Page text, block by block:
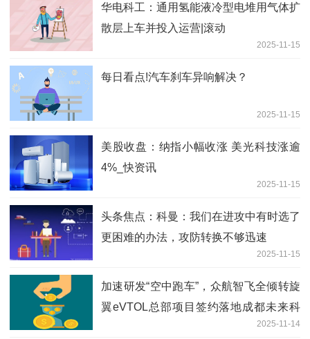
华电科工：通用氢能液冷型电堆用气体扩
散层上车并投入运营|滚动
2025-11-15
每日看点!汽车刹车异响解决？
2025-11-15
美股收盘：纳指小幅收涨 美光科技涨逾
4%_快资讯
2025-11-15
头条焦点：科曼：我们在进攻中有时选了
更困难的办法，攻防转换不够迅速
2025-11-15
加速研发“空中跑车”，众航智飞全倾转旋
翼eVTOL总部项目签约落地成都未来科
2025-11-14